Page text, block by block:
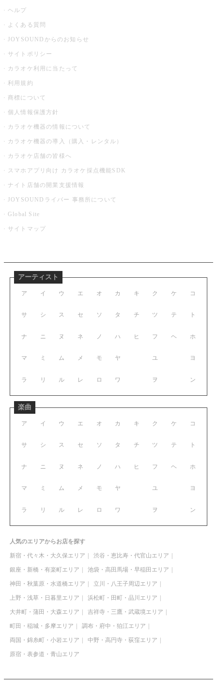
ヘルプ
よくある質問
JOYSOUNDからのお知らせ
サイトポリシー
カラオケ利用に当たって
利用規約
商標について
個人情報保護方針
カラオケ機器の情報について
カラオケ機器の導入（購入・レンタル）
カラオケ店舗の皆様へ
スマホアプリ向け カラオケ採点機能SDK
ナイト店舗の開業支援情報
JOYSOUNDライバー 事務所について
Global Site
サイトマップ
アーティスト
ア イ ウ エ オ
サ シ ス セ ソ
ナ ニ ヌ ネ ノ
マ ミ ム メ モ
ラ リ ル レ ロ
カ キ ク ケ コ
タ チ ツ テ ト
ハ ヒ フ ヘ ホ
ヤ ユ ヨ
ワ ヲ ン
楽曲
ア イ ウ エ オ
サ シ ス セ ソ
ナ ニ ヌ ネ ノ
マ ミ ム メ モ
ラ リ ル レ ロ
カ キ ク ケ コ
タ チ ツ テ ト
ハ ヒ フ ヘ ホ
ヤ ユ ヨ
ワ ヲ ン
人気のエリアからお店を探す
新宿・代々木・大久保エリア 渋谷・恵比寿・代官山エリア
銀座・新橋・有楽町エリア 池袋・高田馬場・早稲田エリア
神田・秋葉原・水道橋エリア 立川・八王子周辺エリア
上野・浅草・日暮里エリア 浜松町・田町・品川エリア
大井町・蒲田・大森エリア 吉祥寺・三鷹・武蔵境エリア
町田・稲城・多摩エリア 調布・府中・狛江エリア
両国・錦糸町・小岩エリア 中野・高円寺・荻窪エリア
原宿・表参道・青山エリア